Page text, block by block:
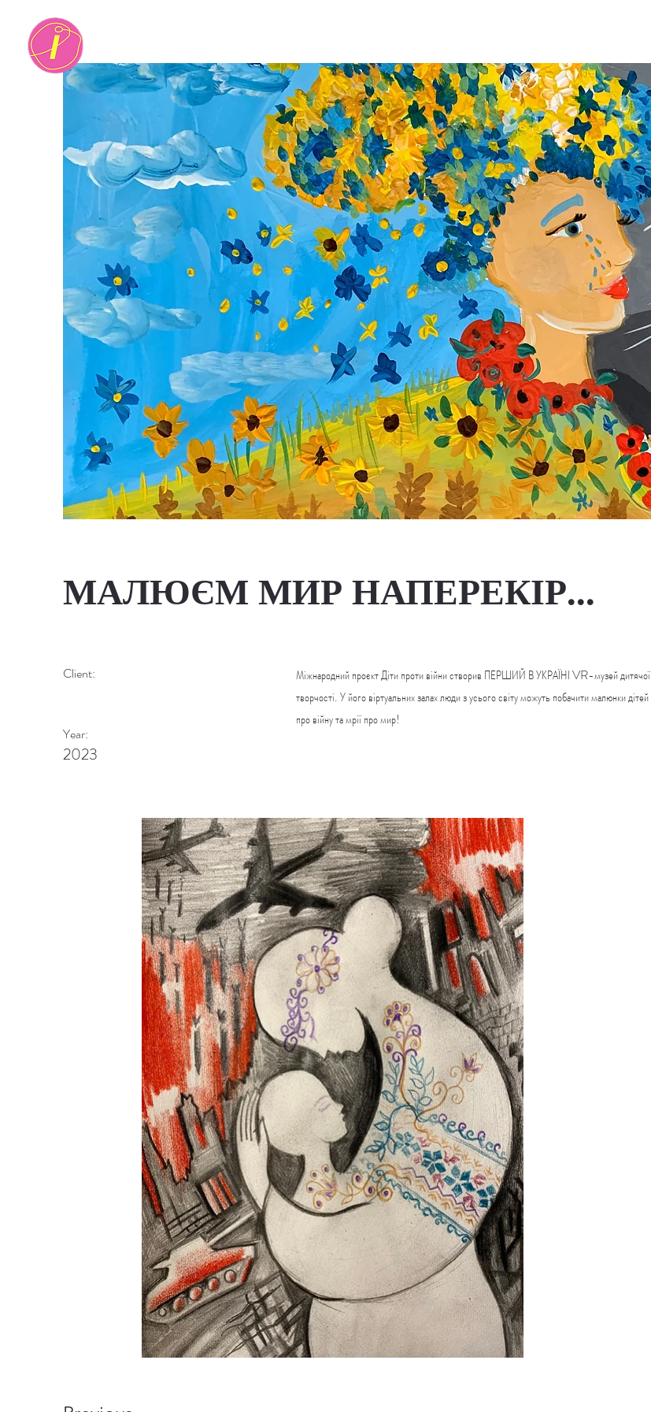
МАЛЮЄМ МИР НАПЕРЕКІР...
Client:
Year:
2023
Міжнародний проєкт Діти проти війни створив ПЕРШИЙ В УКРАЇНІ VR-музей дитячої
творчості. У його віртуальних залах люди з усього світу можуть побачити малюнки дітей
про війну та мрії про мир!